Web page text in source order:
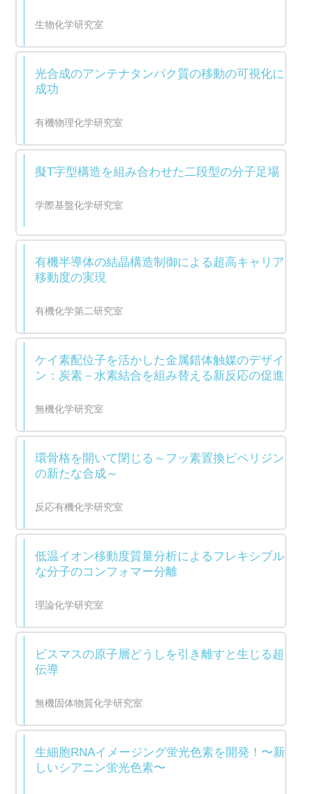
生物化学研究室
光合成のアンテナタンパク質の移動の可視化に
成功
有機物理化学研究室
擬T字型構造を組み合わせた二段型の分子足場
学際基盤化学研究室
有機半導体の結晶構造制御による超高キャリア
移動度の実現
有機化学第二研究室
ケイ素配位子を活かした金属錯体触媒のデザイ
ン：炭素－水素結合を組み替える新反応の促進
無機化学研究室
環骨格を開いて閉じる～フッ素置換ピペリジン
の新たな合成～
反応有機化学研究室
低温イオン移動度質量分析によるフレキシブル
な分子のコンフォマー分離
理論化学研究室
ビスマスの原子層どうしを引き離すと生じる超
伝導
無機固体物質化学研究室
生細胞RNAイメージング蛍光色素を開発！〜新
しいシアニン蛍光色素〜